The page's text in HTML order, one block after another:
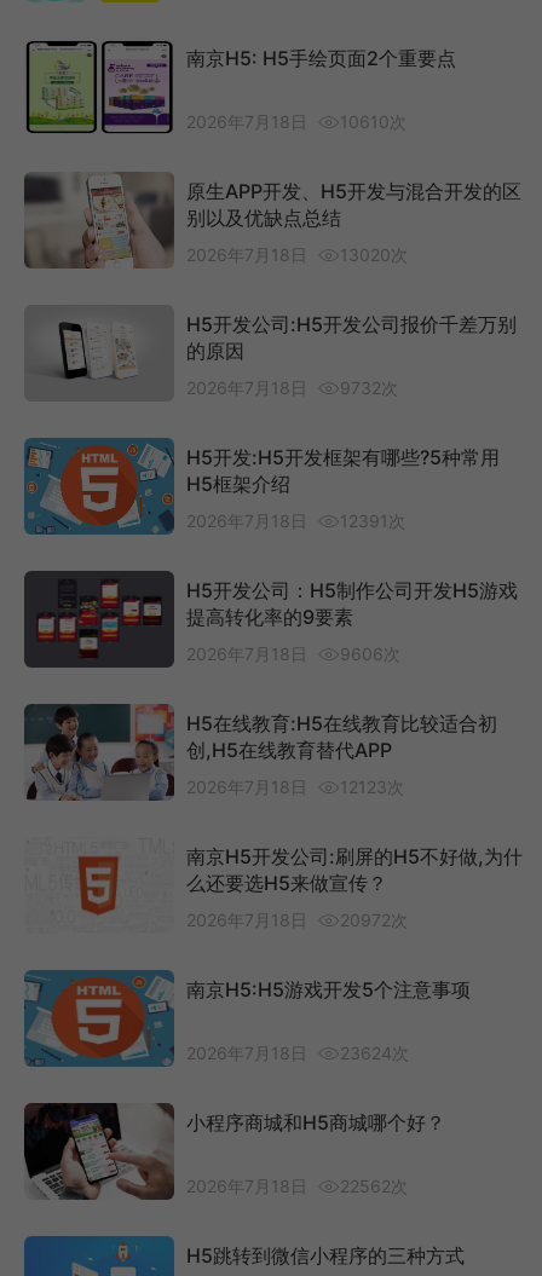
南京H5: H5手绘页面2个重要点
2026年7月18日 10610次
原生APP开发、H5开发与混合开发的区
别以及优缺点总结
2026年7月18日 13020次
H5开发公司:H5开发公司报价千差万别
的原因
2026年7月18日 9732次
H5开发:H5开发框架有哪些?5种常用
H5框架介绍
2026年7月18日 12391次
H5开发公司：H5制作公司开发H5游戏
提高转化率的9要素
2026年7月18日 9606次
H5在线教育:H5在线教育比较适合初
创,H5在线教育替代APP
2026年7月18日 12123次
南京H5开发公司:刷屏的H5不好做,为什
么还要选H5来做宣传？
2026年7月18日 20972次
南京H5:H5游戏开发5个注意事项
2026年7月18日 23624次
小程序商城和H5商城哪个好？
2026年7月18日 22562次
H5跳转到微信小程序的三种方式